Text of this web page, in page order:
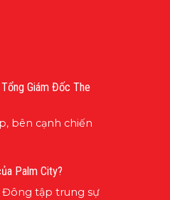
Giám Đốc The
bên cạnh chiến
Palm City?
Đông tập trung sự